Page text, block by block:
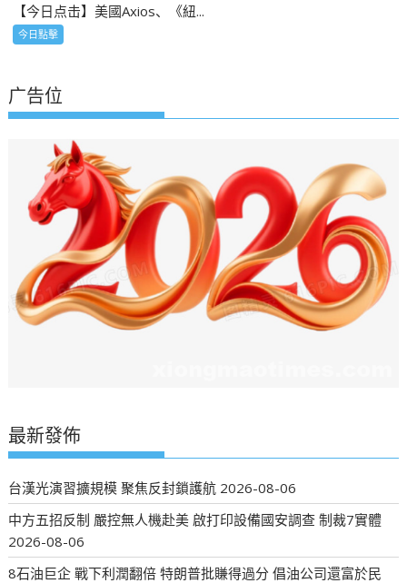
【今日点击】美國Axios、《紐...
今日點擊
广告位
最新發佈
台漢光演習擴規模 聚焦反封鎖護航 2026-08-06
中方五招反制 嚴控無人機赴美 啟打印設備國安調查 制裁7實體
2026-08-06
8石油巨企 戰下利潤翻倍 特朗普批賺得過分 倡油公司還富於民